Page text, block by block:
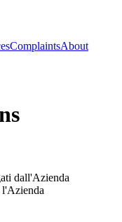
ComplaintsAbout
dall'Azienda